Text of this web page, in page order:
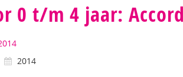
0 t/m 4 jaar:
2014